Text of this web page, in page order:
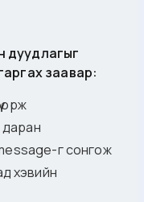
дуудлагыг
заавар:
орж
даран
г сонгож
хэвийн